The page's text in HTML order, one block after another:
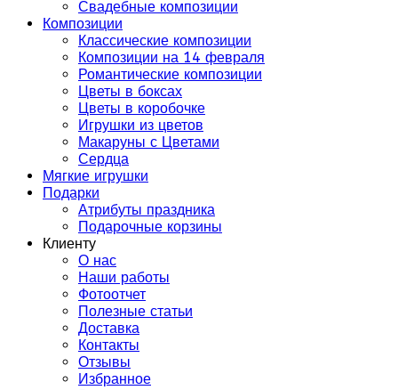
Свадебные композиции
Композиции
Классические композиции
Композиции на 14 февраля
Романтические композиции
Цветы в боксах
Цветы в коробочке
Игрушки из цветов
Макаруны с Цветами
Сердца
Мягкие игрушки
Подарки
Атрибуты праздника
Подарочные корзины
Клиенту
О нас
Наши работы
Фотоотчет
Полезные статьи
Доставка
Контакты
Отзывы
Избранное